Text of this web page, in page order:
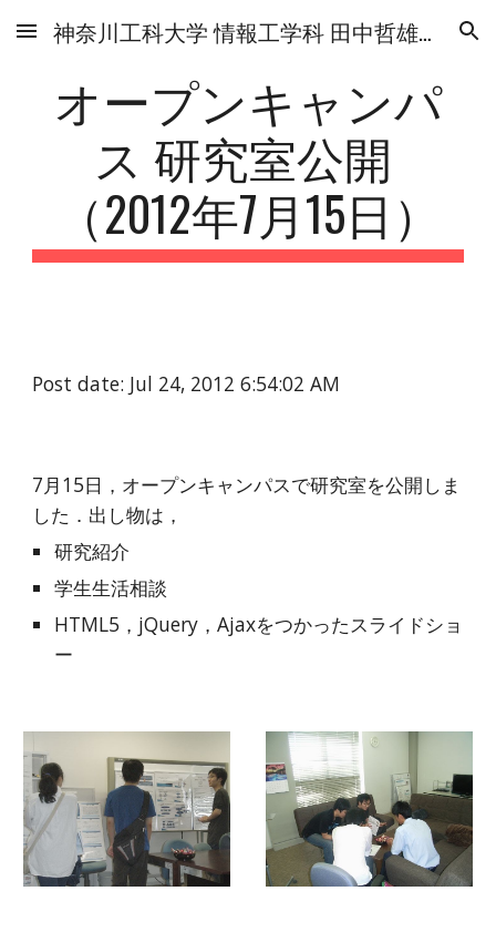
Skip to main content Skip to navigation
神奈川工科大学 情報工学科 田中哲雄研究室
オープンキャンパ
ス 研究室公開
（2012年7月15日）
Post date: Jul 24, 2012 6:54:02 AM
7月15日，オープンキャンパスで研究室を公開しま
した．出し物は，
研究紹介
学生生活相談
HTML5，jQuery，Ajaxをつかったスライドショ
ー